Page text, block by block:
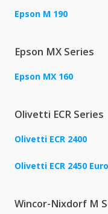
Epson M 190
Epson MX Series
Epson MX 160
Olivetti ECR Series
Olivetti ECR 2400
Olivetti ECR 2450 Euro
Wincor-Nixdorf M